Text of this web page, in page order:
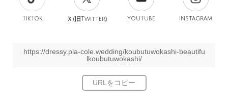
TikTok Ｘ(旧Twitter) YouTube Instagram
https://dressy.pla-cole.wedding/koubutuwokashi-beautifu
lkoubutuwokashi/